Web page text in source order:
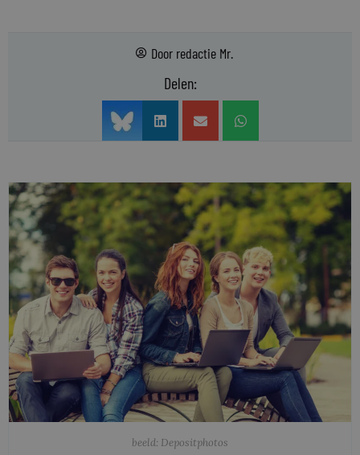
Door redactie Mr.
Delen:
beeld: Depositphotos